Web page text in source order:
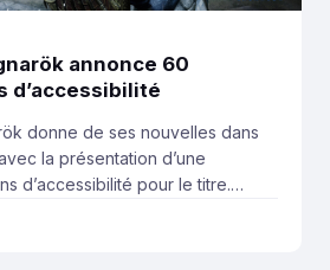
annonce 60
d’accessibilité
donne de ses nouvelles dans
la présentation d’une
d’accessibilité pour le titre.
que le studio a complètement